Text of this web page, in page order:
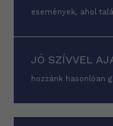
események, ahol
JÓ SZÍVVEL
hozzánk hasonlóan